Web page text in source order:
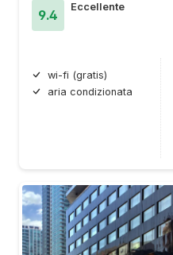
9.4
Eccellente
wi-fi (gratis)
aria condizionata